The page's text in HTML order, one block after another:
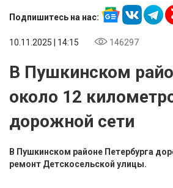
Подпишитесь на нас:
10.11.2025 | 14:15 146297
В Пушкинском
около 12
дорожной сети
В Пушкинском районе Петербурга
ремонт Детскосельской улицы.